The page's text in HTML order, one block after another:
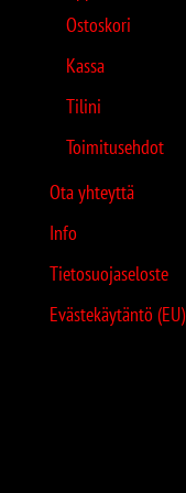
Ostoskori
Kassa
Tilini
Toimitusehdot
Ota yhteyttä
Info
Tietosuojaseloste
Evästekäytäntö (EU)